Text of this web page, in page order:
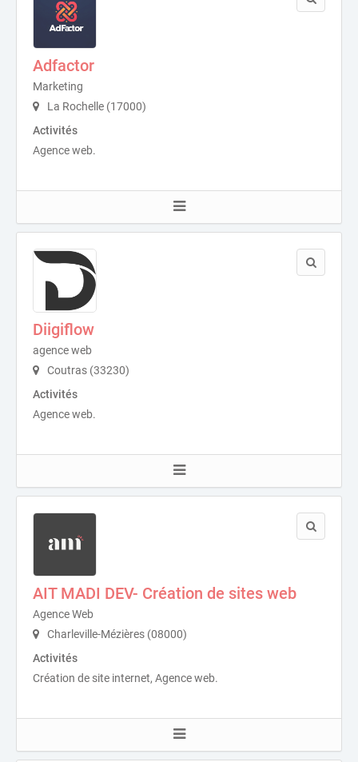
Adfactor
Marketing
La Rochelle (17000)
Activités
Agence web.
Diigiflow
agence web
Coutras (33230)
Activités
Agence web.
AIT MADI DEV- Création de sites web
Agence Web
Charleville-Mézières (08000)
Activités
Création de site internet, Agence web.